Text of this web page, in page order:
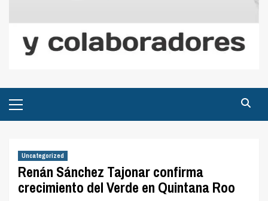
principal
Uncategorized
Renán Sánchez Tajonar confirma
crecimiento del Verde en Quintana Roo